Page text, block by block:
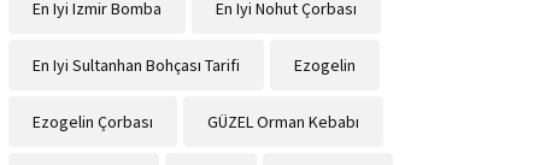
En Iyi Izmir Bomba En Iyi Nohut Çorbası
En Iyi Sultanhan Bohçası Tarifi Ezogelin
Ezogelin Çorbası GÜZEL Orman Kebabı